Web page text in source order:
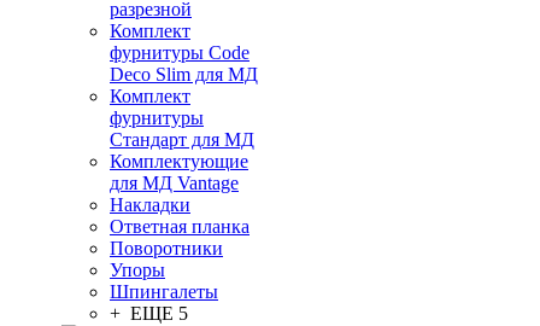
разрезной
Комплект
фурнитуры Code
Deco Slim для МД
Комплект
фурнитуры
Стандарт для МД
Комплектующие
для МД Vantage
Накладки
Ответная планка
Поворотники
Упоры
Шпингалеты
+ ЕЩЕ 5